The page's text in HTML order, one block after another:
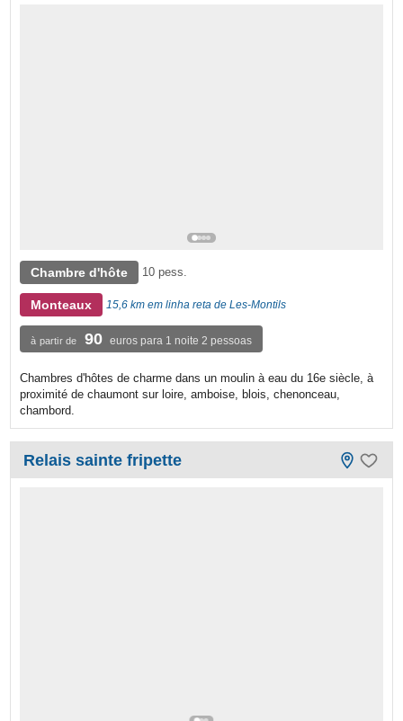
Chambre d'hôte 10 pess.
Monteaux 15,6 km em linha reta de Les-Montils
à partir de 90 euros para 1 noite 2 pessoas
Chambres d'hôtes de charme dans un moulin à eau du 16e siècle, à
proximité de chaumont sur loire, amboise, blois, chenonceau,
chambord.
Relais sainte fripette